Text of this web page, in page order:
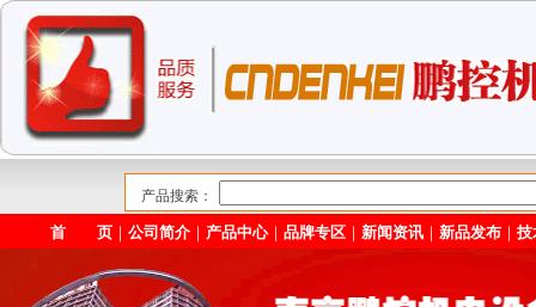
产品搜索：
首 页 ｜公司简介 ｜ 产品中心｜品牌专区 ｜新闻资讯 ｜新品发布 ｜技